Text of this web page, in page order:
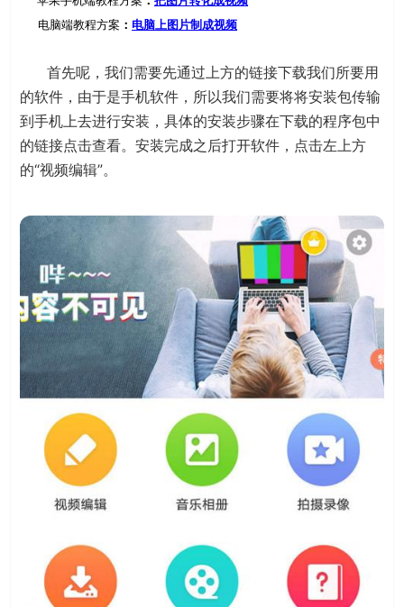
电脑端教程方案 ： 电脑上图片制成视频
首先呢，我们需要先通过上方的链接下载我们所要用
的软件，由于是手机软件，所以我们需要将将安装包传输
到手机上去进行安装，具体的安装步骤在下载的程序包中
的链接点击查看。安装完成之后打开软件，点击左上方
的“视频编辑”。